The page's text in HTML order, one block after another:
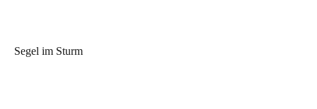
Segel im Sturm